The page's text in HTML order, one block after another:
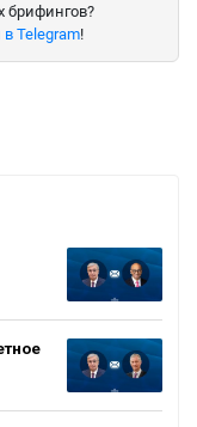
брифингов?
в Telegram!